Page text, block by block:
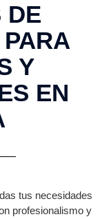
DE
Y
EN
tus necesidades
profesionalismo y